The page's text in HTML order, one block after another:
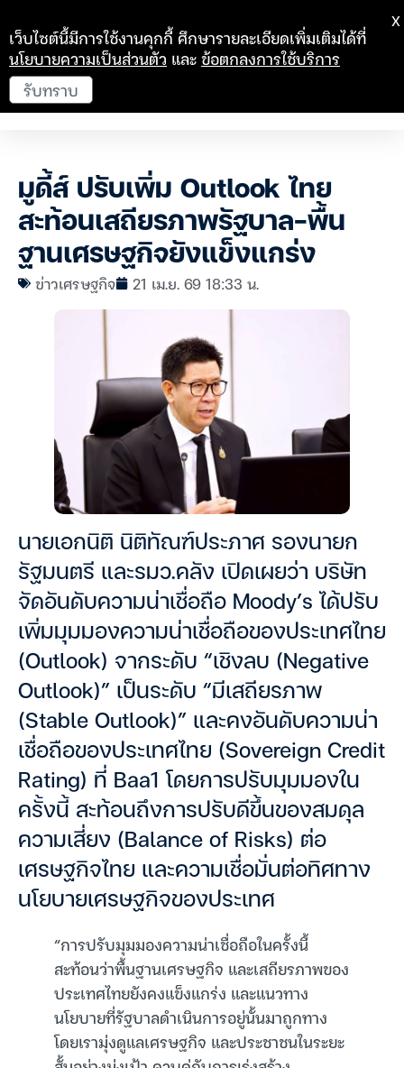
มูดี้ส์ ปรับเพิ่ม Outlook ไทย
สะท้อนเสถียรภาพรัฐบาล-พื้น
ฐานเศรษฐกิจยังแข็งแกร่ง
ข่าวเศรษฐกิจ 21 เม.ย. 69 18:33 น.
นายเอกนิติ นิติทัณฑ์ประภาศ รองนายก
รัฐมนตรี และรมว.คลัง เปิดเผยว่า บริษัท
จัดอันดับความน่าเชื่อถือ Moody’s ได้ปรับ
เพิ่มมุมมองความน่าเชื่อถือของประเทศไทย
(Outlook) จากระดับ “เชิงลบ (Negative
Outlook)” เป็นระดับ “มีเสถียรภาพ
(Stable Outlook)” และคงอันดับความน่า
เชื่อถือของประเทศไทย (Sovereign Credit
Rating) ที่ Baa1 โดยการปรับมุมมองใน
ครั้งนี้ สะท้อนถึงการปรับดีขึ้นของสมดุล
ความเสี่ยง (Balance of Risks) ต่อ
เศรษฐกิจไทย และความเชื่อมั่นต่อทิศทาง
นโยบายเศรษฐกิจของประเทศ
“การปรับมุมมองความน่าเชื่อถือในครั้งนี้
สะท้อนว่าพื้นฐานเศรษฐกิจ และเสถียรภาพของ
ประเทศไทยยังคงแข็งแกร่ง และแนวทาง
นโยบายที่รัฐบาลดำเนินการอยู่นั้นมาถูกทาง
โดยเรามุ่งดูแลเศรษฐกิจ และประชาชนในระยะ
เว็บไซต์นี้มีการใช้งานคุกกี้ ศึกษารายละเอียดเพิ่มเติมได้ที่
นโยบายความเป็นส่วนตัว และข้อตกลงการใช้บริการ
รับทราบ
X